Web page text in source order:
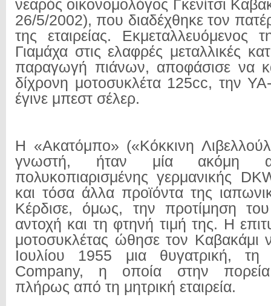
νεαρός οικονομολόγος Γκενίτσι
26/5/2002), που διαδέχθηκε τον
της εταιρείας. Εκμεταλλευόμενος
Γιαμάχα στις ελαφρές μεταλλικές
παραγωγή πιάνων, αποφάσισε να
δίχρονη μοτοσυκλέτα 125cc, την
έγινε μπεστ σέλερ.
Η «Ακατόμπο» («Κόκκινη
γνωστή, ήταν μία ακόμη
πολυκοπιαρισμένης γερμανικής
και τόσα άλλα προϊόντα της
Κέρδισε, όμως, την προτίμηση
αντοχή και τη φτηνή τιμή της. Η
μοτοσυκλέτας ώθησε τον Καβακάμι
Ιουλίου 1955 μια θυγατρική,
Company, η οποία στην πορεία
πλήρως από τη μητρική εταιρεία.